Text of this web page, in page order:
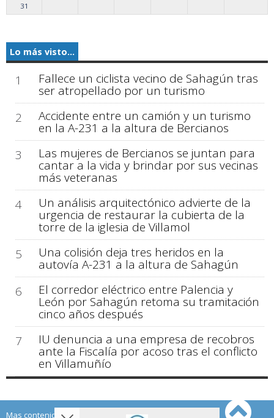
31
Lo más visto...
1 Fallece un ciclista vecino de Sahagún tras
ser atropellado por un turismo
2
Accidente entre un camión y un turismo
en la A-231 a la altura de Bercianos
3
Las mujeres de Bercianos se juntan para
cantar a la vida y brindar por sus vecinas
más veteranas
4
Un análisis arquitectónico advierte de la
urgencia de restaurar la cubierta de la
torre de la iglesia de Villamol
5
Una colisión deja tres heridos en la
autovía A-231 a la altura de Sahagún
6
El corredor eléctrico entre Palencia y
León por Sahagún retoma su tramitación
cinco años después
7
IU denuncia a una empresa de recobros
ante la Fiscalía por acoso tras el conflicto
en Villamuñío
Mas contenido de Sahagún Digital: